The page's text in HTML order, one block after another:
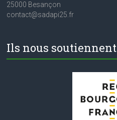
25000 Besançon
contact@sadapi25.fr
Ils nous soutiennent